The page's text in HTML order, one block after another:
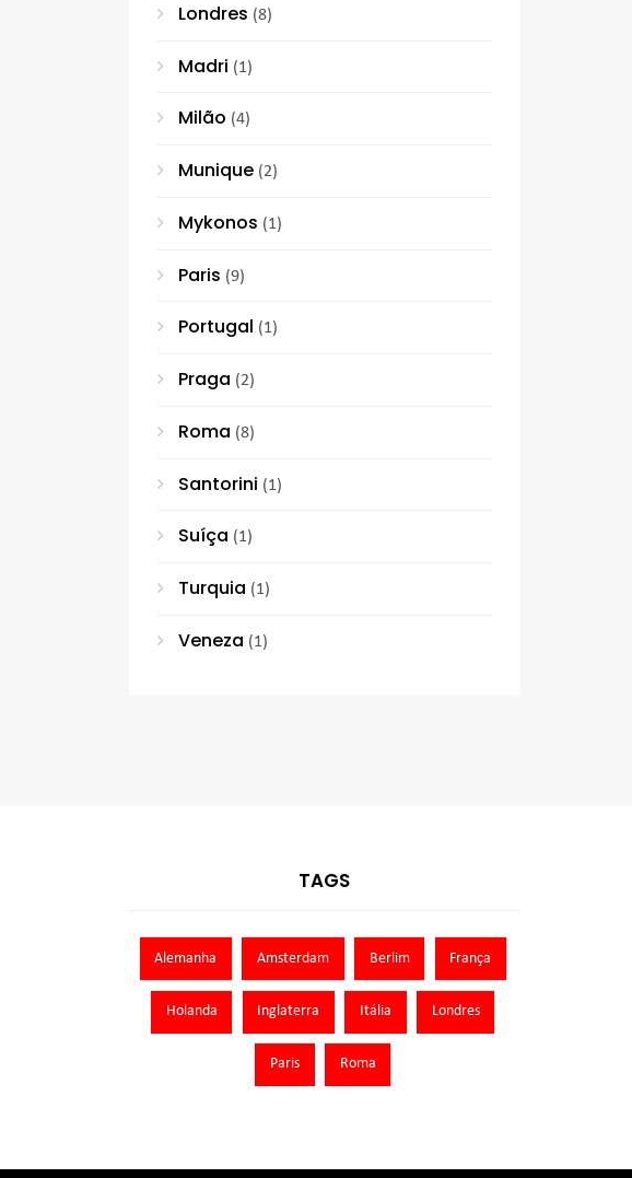
Londres (8)
Madri (1)
Milão (4)
Munique (2)
Mykonos (1)
Paris (9)
Portugal (1)
Praga (2)
Roma (8)
Santorini (1)
Suíça (1)
Turquia (1)
Veneza (1)
TAGS
Alemanha Amsterdam Berlim França
Holanda Inglaterra Itália Londres
Paris Roma